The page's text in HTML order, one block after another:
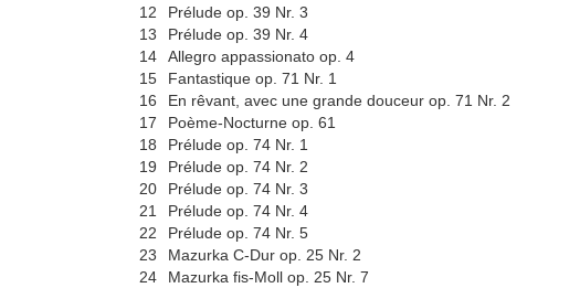
12
Prélude op. 39 Nr. 3
13
Prélude op. 39 Nr. 4
14
Allegro appassionato op. 4
15
Fantastique op. 71 Nr. 1
16
En rêvant, avec une grande douceur op. 71 Nr. 2
17
Poème-Nocturne op. 61
18
Prélude op. 74 Nr. 1
19
Prélude op. 74 Nr. 2
20
Prélude op. 74 Nr. 3
21
Prélude op. 74 Nr. 4
22
Prélude op. 74 Nr. 5
23
Mazurka C-Dur op. 25 Nr. 2
24
Mazurka fis-Moll op. 25 Nr. 7